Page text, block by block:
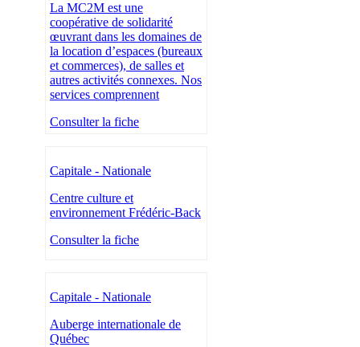
La MC2M est une
coopérative de solidarité
œuvrant dans les domaines de
la location d’espaces (bureaux
et commerces), de salles et
autres activités connexes. Nos
services comprennent
Consulter la fiche
Capitale - Nationale
Centre culture et
environnement Frédéric-Back
Consulter la fiche
Capitale - Nationale
Auberge internationale de
Québec